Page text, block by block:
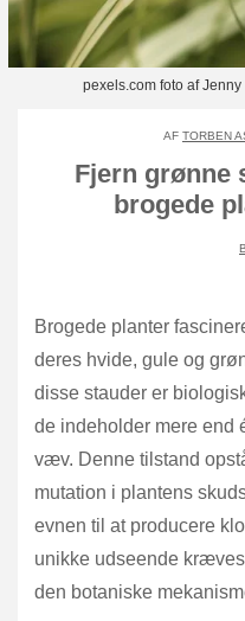
pexels.com foto af
AF TORBEN
Fjern grønne
brogede
Brogede planter
deres hvide, gule og
disse stauder er
de indeholder mere end
væv. Denne tilstand
mutation i plantens
evnen til at producere
unikke udseende
den botaniske